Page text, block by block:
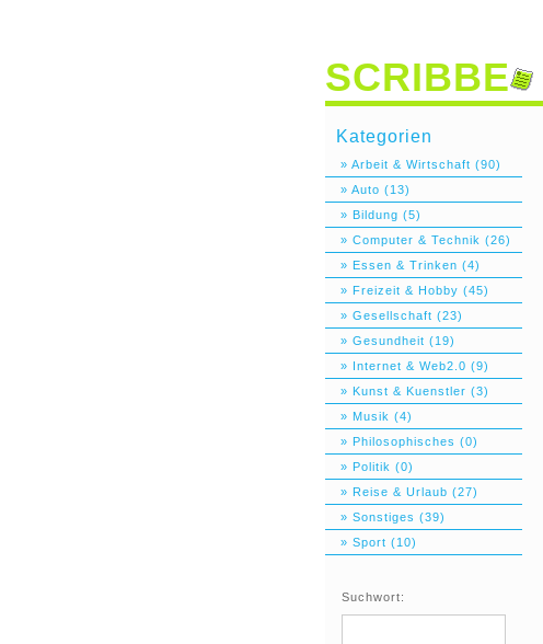
SCRIBBE
Kategorien
» Arbeit & Wirtschaft (90)
» Auto (13)
» Bildung (5)
» Computer & Technik (26)
» Essen & Trinken (4)
» Freizeit & Hobby (45)
» Gesellschaft (23)
» Gesundheit (19)
» Internet & Web2.0 (9)
» Kunst & Kuenstler (3)
» Musik (4)
» Philosophisches (0)
» Politik (0)
» Reise & Urlaub (27)
» Sonstiges (39)
» Sport (10)
Suchwort: